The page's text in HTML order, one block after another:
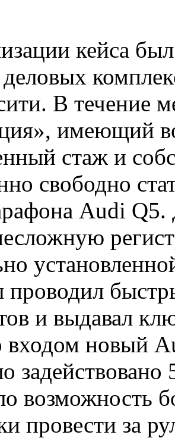
кейса
В течение
имеющий
стаж и
свободно
Audi
проводил
и выдавал
входом новый
возможность
провести за